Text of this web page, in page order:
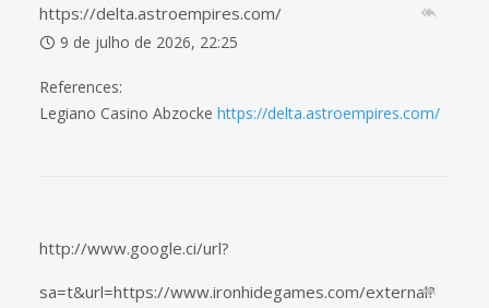
https://delta.astroempires.com/
9 de julho de 2026, 22:25
References:
Legiano Casino Abzocke https://delta.astroempires.com/
http://www.google.ci/url?
sa=t&url=https://www.ironhidegames.com/external?